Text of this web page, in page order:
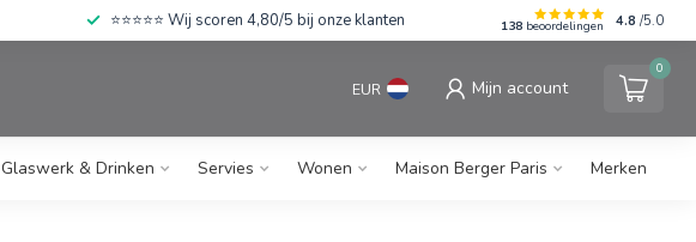
⭐⭐⭐⭐⭐ Wij scoren 4,80/5 bij onze klanten 138 beoordelingen 4.8 /5.0
EUR Mijn account
0
Glaswerk & Drinken Servies Wonen Maison Berger Paris Merken